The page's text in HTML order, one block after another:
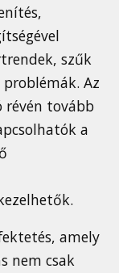
szűk
Az
révén tovább
a
amely
nem csak